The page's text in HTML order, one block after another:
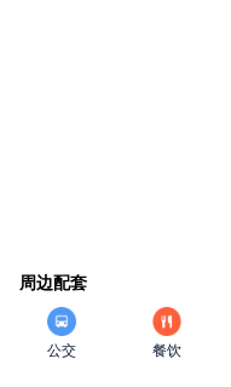
周边配套
公交 餐饮